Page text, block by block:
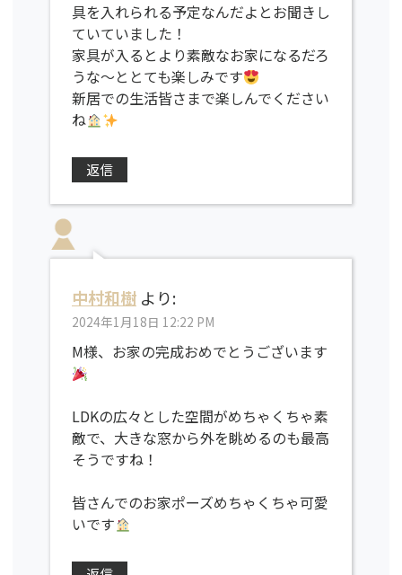
具を入れられる予定なんだよとお聞きし
ていていました！
家具が入るとより素敵なお家になるだろ
うな〜ととても楽しみです
新居での生活皆さまで楽しんでください
ね
返信
中村和樹 より:
2024年1月18日 12:22 PM
M様、お家の完成おめでとうございます
LDKの広々とした空間がめちゃくちゃ素
敵で、大きな窓から外を眺めるのも最高
そうですね！
皆さんでのお家ポーズめちゃくちゃ可愛
いです